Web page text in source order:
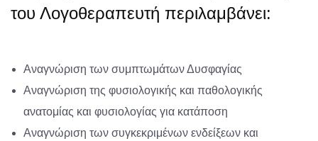
του Λογοθεραπευτή περιλαμβάνει:
Αναγνώριση των συμπτωμάτων Δυσφαγίας
Αναγνώριση της φυσιολογικής και παθολογικής
ανατομίας και φυσιολογίας για κατάποση
Αναγνώριση των συγκεκριμένων ενδείξεων και